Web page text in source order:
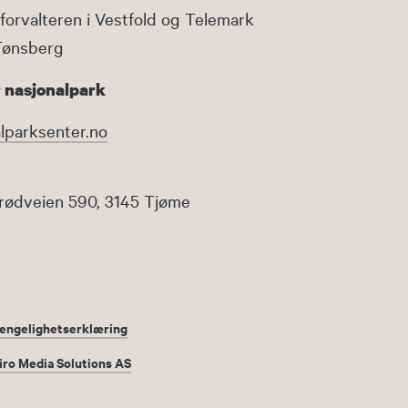
i Vestfold og Telemark
590, 3145 Tjøme
Media Solutions AS